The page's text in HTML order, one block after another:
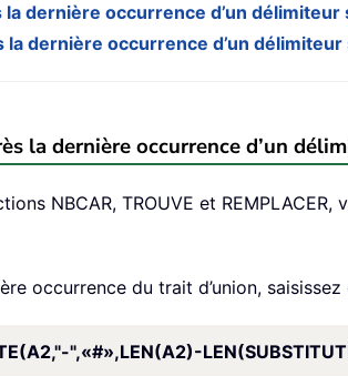
dernière occurrence d’un délimiteur
dernière occurrence d’un
la dernière occurrence d’un
NBCAR, TROUVE et
occurrence du trait d’union,
",«#»,LEN(A2)-